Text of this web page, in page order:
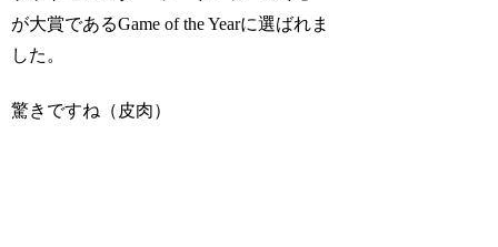
が大賞であるGame of the Yearに選ばれま
した。
驚きですね（皮肉）